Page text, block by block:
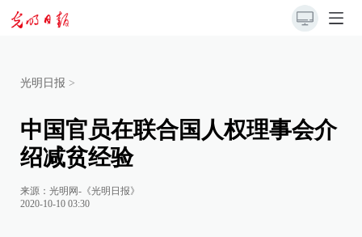
光明日报 >
中国官员在联合国人权理事会介
绍减贫经验
来源： 光明网-《光明日报》
2020-10-10 03:30